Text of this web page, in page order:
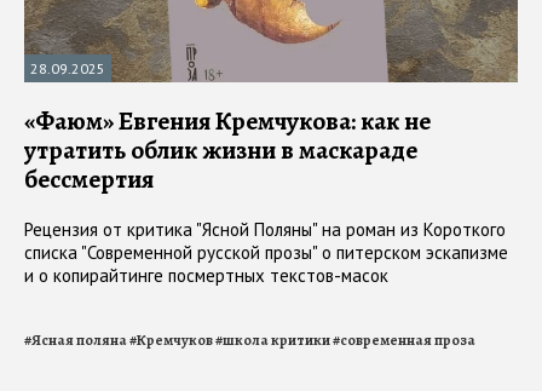
28.09.2025
«Фаюм» Евгения Кремчукова: как не
утратить облик жизни в маскараде
бессмертия
Рецензия от критика "Ясной Поляны" на роман из Короткого
списка "Современной русской прозы" о питерском эскапизме
и о копирайтинге посмертных текстов-масок
#Ясная поляна#Кремчуков#школа критики#современная проза